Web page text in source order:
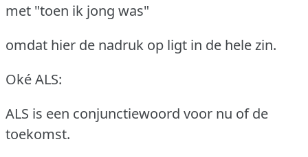
met "toen ik jong was"
omdat hier de nadruk op ligt in de hele zin.
Oké ALS:
ALS is een conjunctiewoord voor nu of de
toekomst.